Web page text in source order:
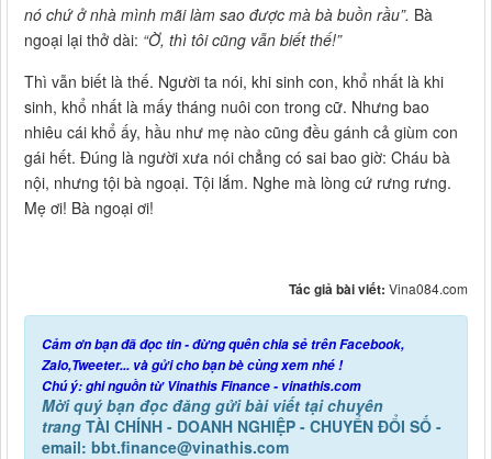
nó chứ ở nhà mình mãi làm sao được mà bà buồn rầu”. Bà
ngoại lại thở dài: “Ờ, thì tôi cũng vẫn biết thế!”
Thì vẫn biết là thế. Người ta nói, khi sinh con, khổ nhất là khi
sinh, khổ nhất là mấy tháng nuôi con trong cữ. Nhưng bao
nhiêu cái khổ ấy, hầu như mẹ nào cũng đều gánh cả giùm con
gái hết. Đúng là người xưa nói chẳng có sai bao giờ: Cháu bà
nội, nhưng tội bà ngoại. Tội lắm. Nghe mà lòng cứ rưng rưng.
Mẹ ơi! Bà ngoại ơi!
Tác giả bài viết: Vina084.com
Cảm ơn bạn đã đọc tin - đừng quên chia sẻ trên Facebook,
Zalo,Tweeter... và gửi cho bạn bè cùng xem nhé !
Chú ý: ghi nguồn từ Vinathis Finance - vinathis.com
Mời quý bạn đọc đăng gửi bài viết tại chuyên
trang TÀI CHÍNH - DOANH NGHIỆP - CHUYỂN ĐỔI SỐ -
email: bbt.finance@vinathis.com